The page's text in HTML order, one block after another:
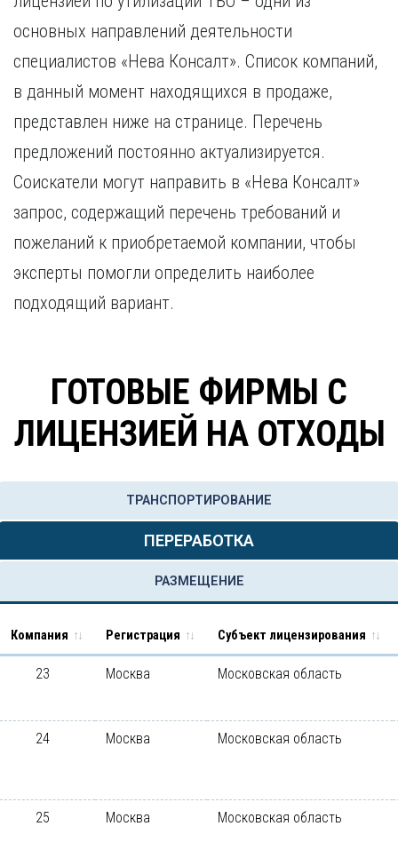
К
Казань
Калининград
Калуга
Кемерово
Киров
Красноярск
Курган
Курск
Мурманск
Н
Набережные Челны
Тверь
Тольятти
Тула
Тюмень
У
Улан-Удэ
Уфа
Х
Хабаровск
Ч
Я
Ярославль
основных направлений деятельности
специалистов «Нева Консалт». Список компаний,
в данный момент находящихся в продаже,
представлен ниже на странице. Перечень
предложений постоянно актуализируется.
Соискатели могут направить в «Нева Консалт»
запрос, содержащий перечень требований и
пожеланий к приобретаемой компании, чтобы
эксперты помогли определить наиболее
подходящий вариант.
ГОТОВЫЕ ФИРМЫ С
ЛИЦЕНЗИЕЙ НА ОТХОДЫ
ТРАНСПОРТИРОВАНИЕ
ПЕРЕРАБОТКА
РАЗМЕЩЕНИЕ
Компания Регистрация Субъект лицензирования
23 Москва Московская область
24 Москва Московская область
25 Москва Московская область